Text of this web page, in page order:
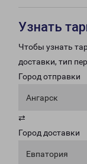
Узнать
Чтобы узнать
доставки, тип
Город отправки
Ангарск
⇄
Город доставки
Евпатория